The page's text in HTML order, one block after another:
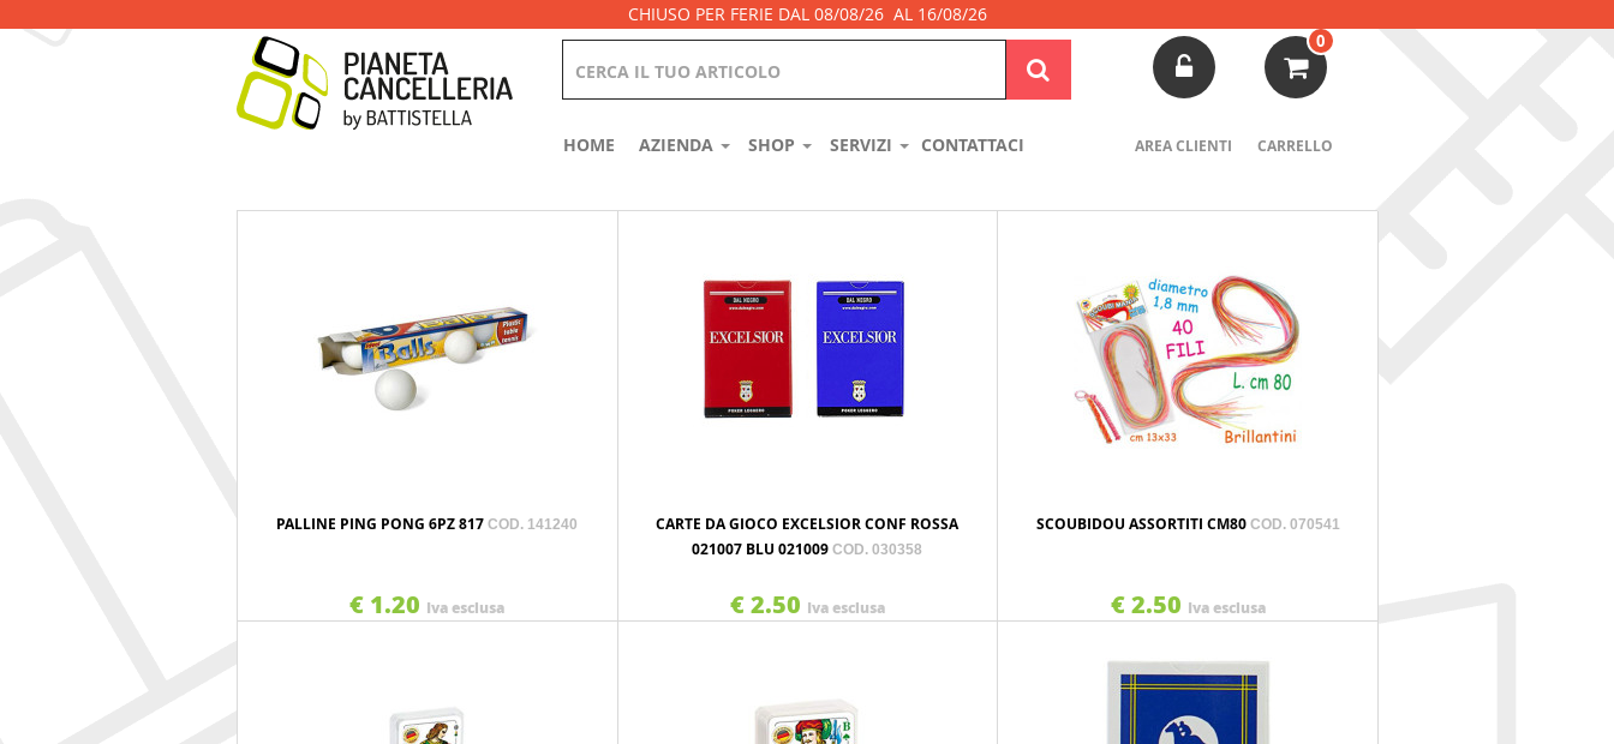
CHIUSO PER FERIE DAL 08/08/26 AL 16/08/26
HOME AZIENDA SHOP SERVIZI CONTATTACI AREA CLIENTI CARRELLO
0
PALLINE PING PONG 6PZ 817COD. 141240
€ 1.20 Iva esclusa
CARTE DA GIOCO EXCELSIOR CONF ROSSA
021007 BLU 021009COD. 030358
€ 2.50 Iva esclusa
SCOUBIDOU ASSORTITI CM80 COD. 070541
€ 2.50 Iva esclusa